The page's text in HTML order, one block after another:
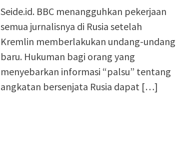
Seide.id. BBC menangguhkan pekerjaan
semua jurnalisnya di Rusia setelah
Kremlin memberlakukan undang-undang
baru. Hukuman bagi orang yang
menyebarkan informasi “palsu” tentang
angkatan bersenjata Rusia dapat […]